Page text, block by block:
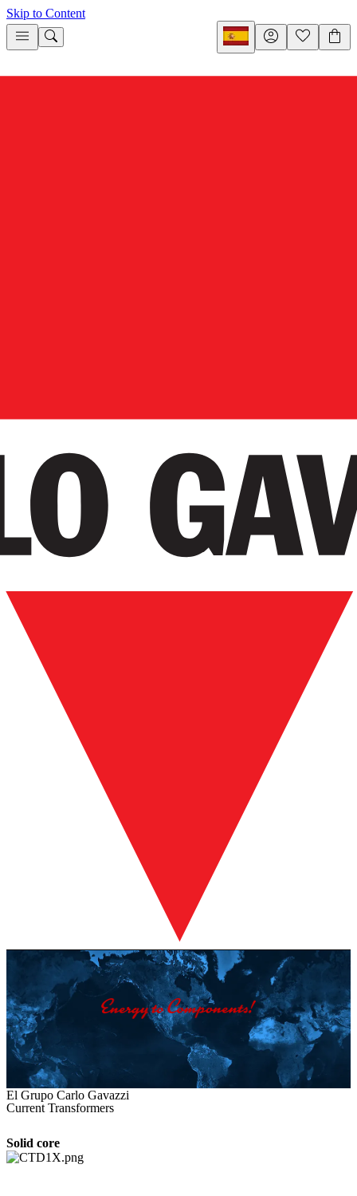
Skip to Content
El Grupo Carlo Gavazzi
Current Transformers
Solid core